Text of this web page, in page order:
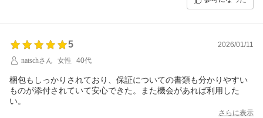
5
2026/01/11
natschさん
女性 40代
梱包もしっかりされており、保証についての書類も分かりやすい
ものが添付されていて安心できた。また機会があれば利用した
い。
さらに表示